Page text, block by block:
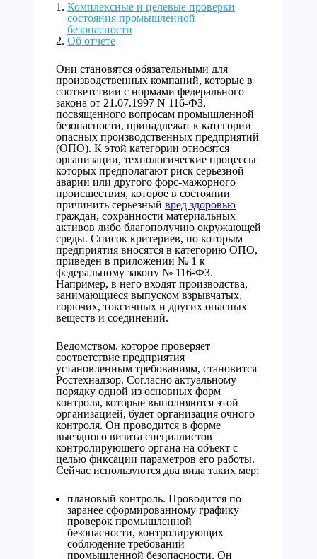
Комплексные и целевые проверки
состояния промышленной
безопасности
Об отчете
Они становятся обязательными для
производственных компаний, которые в
соответствии с нормами федерального
закона от 21.07.1997 N 116-ФЗ,
посвященного вопросам промышленной
безопасности, принадлежат к категории
опасных производственных предприятий
(ОПО). К этой категории относятся
организации, технологические процессы
которых предполагают риск серьезной
аварии или другого форс-мажорного
происшествия, которое в состоянии
причинить серьезный вред здоровью
граждан, сохранности материальных
активов либо благополучию окружающей
среды. Список критериев, по которым
предприятия вносятся в категорию ОПО,
приведен в приложении № 1 к
федеральному закону № 116-ФЗ.
Например, в него входят производства,
занимающиеся выпуском взрывчатых,
горючих, токсичных и других опасных
веществ и соединений.
Ведомством, которое проверяет
соответствие предприятия
установленным требованиям, становится
Ростехнадзор. Согласно актуальному
порядку одной из основных форм
контроля, которые выполняются этой
организацией, будет организация очного
контроля. Он проводится в форме
выездного визита специалистов
контролирующего органа на объект с
целью фиксации параметров его работы.
Сейчас используются два вида таких мер:
плановый контроль. Проводится по
заранее сформированному графику
проверок промышленной
безопасности, контролирующих
соблюдение требований
промышленной безопасности. Он